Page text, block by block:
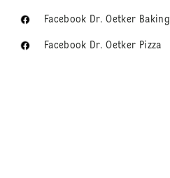
Facebook Dr. Oetker Baking
Facebook Dr. Oetker Pizza